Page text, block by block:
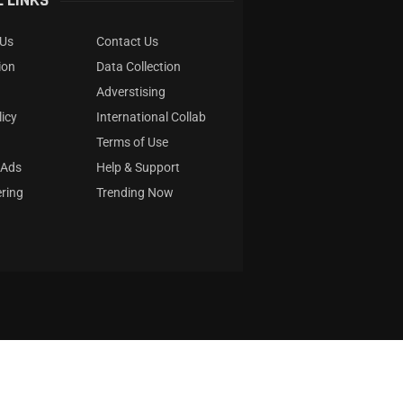
Contact Us
Data Collection
Adverstising
International Collab
Terms of Use
Help & Support
Trending Now